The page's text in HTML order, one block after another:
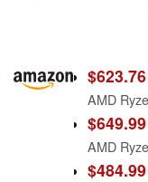
$623.76
$649.99
AMD
$484.99